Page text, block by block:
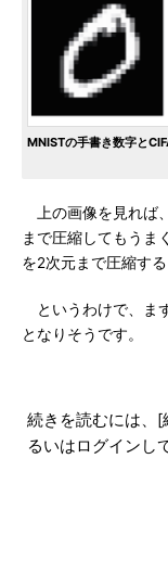
MNISTの手書き数字と
上の画像を見れば
まで圧縮してもうま
を2次元まで圧縮す
というわけで、ま
となりそうです。
続きを読むには、
るいはログインし